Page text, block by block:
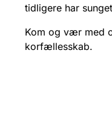
tidligere har
Kom og vær med
korfællesskab.